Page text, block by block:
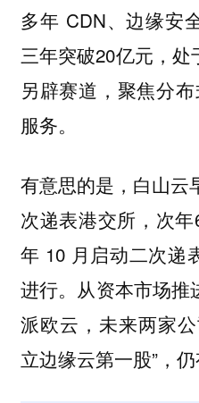
多年 CDN、边缘安
三年突破20亿元，
另辟赛道，聚焦分
服务。
有意思的是，白山云
次递表港交所，次
年 10 月启动二次递
进行。从资本市场
派欧云，未来两家
立边缘云第一股”，仍